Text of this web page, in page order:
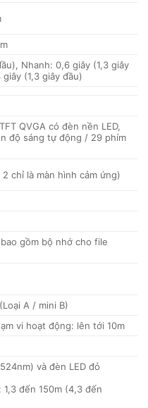
Nhanh: 0,6 giây (1,3 giây
(1,3 giây đầu)
QVGA có đèn nền LED,
độ sáng tự động / 29 phím
chỉ là màn hình cảm ứng)
gồm bộ nhớ cho file
A / mini B)
vi hoạt động: lên tới 10m
và đèn LED đỏ
1,3 đến 150m (4,3 đến